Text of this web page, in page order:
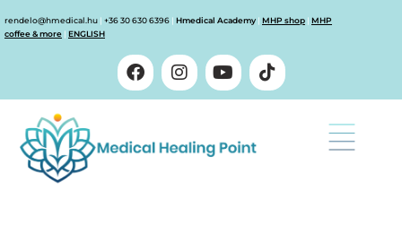
rendelo@hmedical.hu | +36 30 630 6396 | Hmedical Academy | MHP shop | MHP
coffee & more | ENGLISH